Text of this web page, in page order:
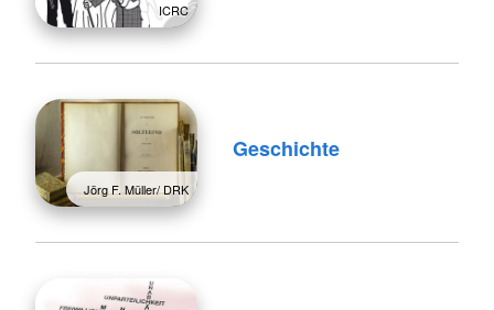
ICRC
Jörg F. Müller/ DRK
Geschichte